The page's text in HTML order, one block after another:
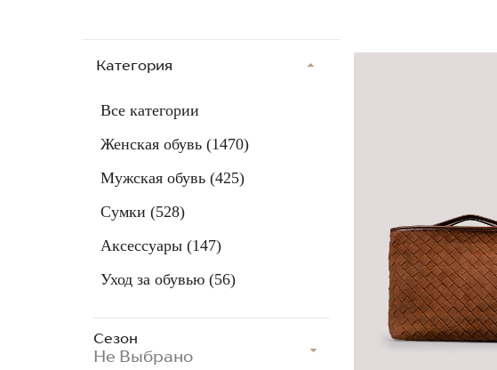
Категория
Все категории
Женская обувь (1470)
Мужская обувь (425)
Сумки (528)
Аксессуары (147)
Уход за обувью (56)
Сезон
Не Выбрано